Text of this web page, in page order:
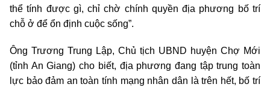
thể tính được gì, chỉ chờ chính quyền địa phương bố trí
chỗ ở để ổn định cuộc sống”.
Ông Trương Trung Lập, Chủ tịch UBND huyện Chợ Mới
(tỉnh An Giang) cho biết, địa phương đang tập trung toàn
lực bảo đảm an toàn tính mạng nhân dân là trên hết, bố trí